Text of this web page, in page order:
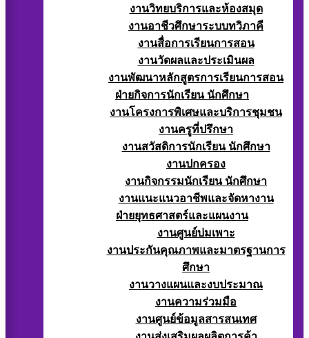
งานวิทยบริการและห้องสมุด
งานอาชีวศึกษาระบบทวิภาคี
งานสื่อการเรียนการสอน
งานวัดผลและประเมินผล
งานพัฒนาหลักสูตรการเรียนการสอน
ฝ่ายกิจการนักเรียน นักศึกษา
งานโครงการพิเศษและบริการชุมชน
งานครูที่ปรึกษา
งานสวัสดิการนักเรียน นักศึกษา
งานปกครอง
งานกิจกรรมนักเรียน นักศึกษา
งานแนะแนวอาชีพและจัดหางาน
ฝ่ายยุทธศาสตร์และแผนงาน
งานศูนย์บ่มเพาะ
งานประกันคุณภาพและมาตรฐานการ
ศึกษา
งานวางแผนและงบประมาณ
งานความร่วมมือ
งานศูนย์ข้อมูลสารสนเทศ